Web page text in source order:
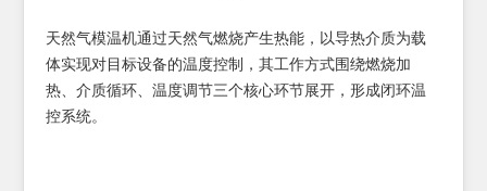
天然气模温机通过天然气燃烧产生热能，以导热介质为载
体实现对目标设备的温度控制，其工作方式围绕燃烧加
热、介质循环、温度调节三个核心环节展开，形成闭环温
控系统。